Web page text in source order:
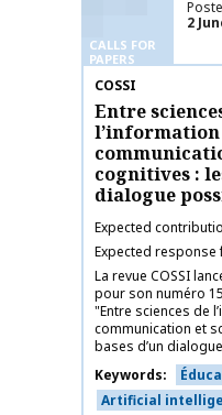
CALLS FOR
PAPERS
2
Publication name
COSSI
Entre
l’information
cognitives :
dialogue
Expected
Expected response
La revue COSSI
pour son numéro
"Entre sciences de
communication et
bases d’un
Keywords
Artificial